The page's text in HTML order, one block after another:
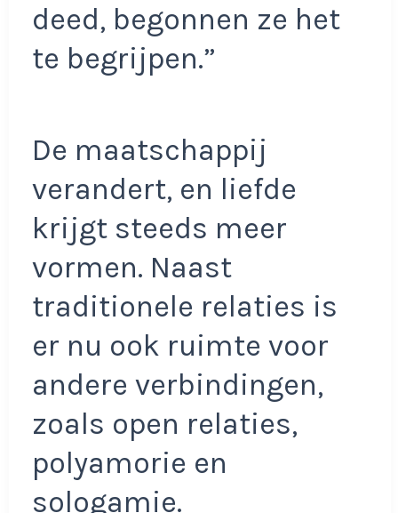
deed, begonnen ze het
te begrijpen.”
De maatschappij
verandert, en liefde
krijgt steeds meer
vormen. Naast
traditionele relaties is
er nu ook ruimte voor
andere verbindingen,
zoals open relaties,
polyamorie en
sologamie.